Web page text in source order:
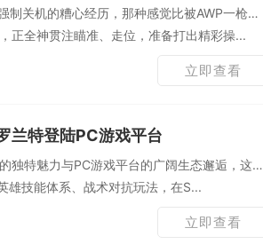
关机的糟心经历，那种感觉比被AWP一枪爆
正全神贯注瞄准、走位，准备打出精彩操...
立即查看
兰特登陆PC游戏平台
独特魅力与PC游戏平台的广阔生态邂逅，这款
雄技能体系、战术对抗玩法，在S...
立即查看